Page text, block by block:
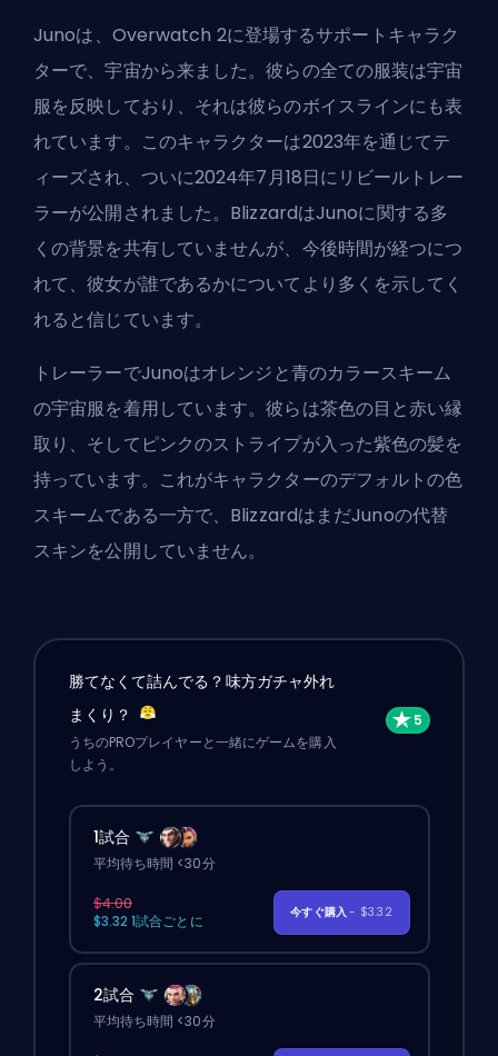
Junoは、Overwatch 2に登場するサポートキャラク
ターで、宇宙から来ました。彼らの全ての服装は宇宙
服を反映しており、それは彼らのボイスラインにも表
れています。このキャラクターは2023年を通じてテ
ィーズされ、ついに2024年7月18日にリビールトレー
ラーが公開されました。BlizzardはJunoに関する多
くの背景を共有していませんが、今後時間が経つにつ
れて、彼女が誰であるかについてより多くを示してく
れると信じています。
トレーラーでJunoはオレンジと青のカラースキーム
の宇宙服を着用しています。彼らは茶色の目と赤い縁
取り、そしてピンクのストライプが入った紫色の髪を
持っています。これがキャラクターのデフォルトの色
スキームである一方で、BlizzardはまだJunoの代替
スキンを公開していません。
勝てなくて詰んでる？味方ガチャ外れ
まくり？
うちのPROプレイヤーと一緒にゲームを購入
しよう。
1試合
平均待ち時間 <30分
$4.00
$3.32 1試合ごとに
今すぐ購入- $3.32
2試合
平均待ち時間 <30分